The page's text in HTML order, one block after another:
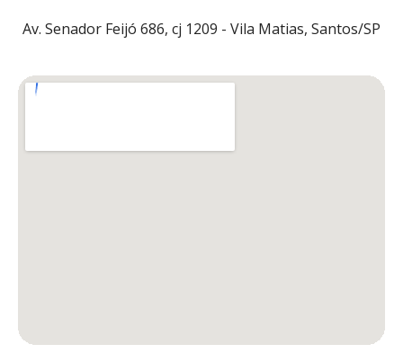
Av. Senador Feijó 686, cj 1209 - Vila Matias, Santos/SP